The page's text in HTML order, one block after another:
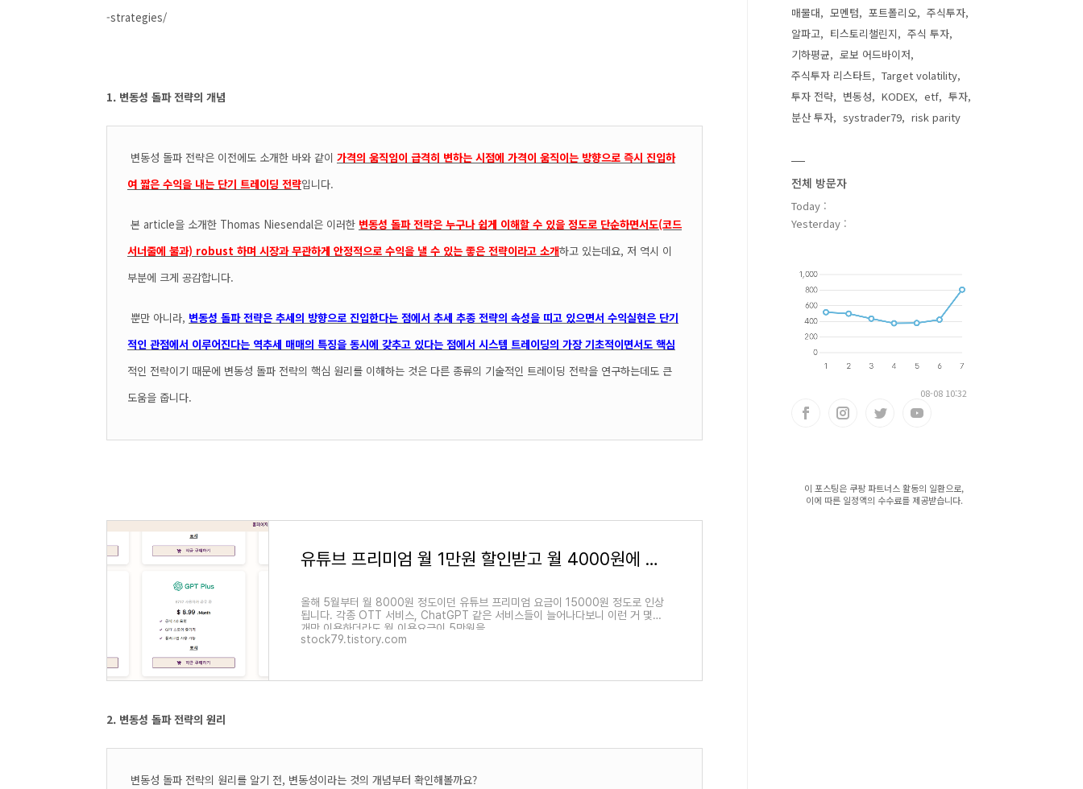
-strategies/
1. 변동성 돌파 전략의 개념
변동성 돌파 전략은 이전에도 소개한 바와 같이 가격의 움직임이 급격히 변하는 시점에 가격이 움직이는 방향으로 즉시 진입하
여 짧은 수익을 내는 단기 트레이딩 전략입니다.
본 article을 소개한 Thomas Niesendal은 이러한 변동성 돌파 전략은 누구나 쉽게 이해할 수 있을 정도로 단순하면서도(코드
서너줄에 불과) robust 하며 시장과 무관하게 안정적으로 수익을 낼 수 있는 좋은 전략이라고 소개하고 있는데요, 저 역시 이
부분에 크게 공감합니다.
뿐만 아니라, 변동성 돌파 전략은 추세의 방향으로 진입한다는 점에서 추세 추종 전략의 속성을 띠고 있으면서 수익실현은 단기
적인 관점에서 이루어진다는 역추세 매매의 특징을 동시에 갖추고 있다는 점에서 시스템 트레이딩의 가장 기초적이면서도 핵심
적인 전략이기 때문에 변동성 돌파 전략의 핵심 원리를 이해하는 것은 다른 종류의 기술적인 트레이딩 전략을 연구하는데도 큰
도움을 줍니다.
유튜브 프리미엄 월 1만원 할인받고 월 4000원에 이용하는 방법
올해 5월부터 월 8000원 정도이던 유튜브 프리미엄 요금이 15000원 정도로 인상
됩니다. 각종 OTT 서비스, ChatGPT 같은 서비스들이 늘어나다보니 이런 거 몇
개만 이용하더라도 월 이용요금이 5만원을
stock79.tistory.com
2. 변동성 돌파 전략의 원리
변동성 돌파 전략의 원리를 알기 전, 변동성이라는 것의 개념부터 확인해볼까요?
매물대
모멘텀 포트폴리오
주식투자
알파고
티스토리챌린지
주식 투자
기하평균
로보 어드바이저
주식투자 리스타트
Target volatility
투자 전략
변동성 KODEX etf
투자
분산 투자
systrader79 risk parity
전체 방문자
Today :
Yesterday :
08-08 10:32
이 포스팅은 쿠팡 파트너스 활동의 일환으로,
이에 따른 일정액의 수수료를 제공받습니다.